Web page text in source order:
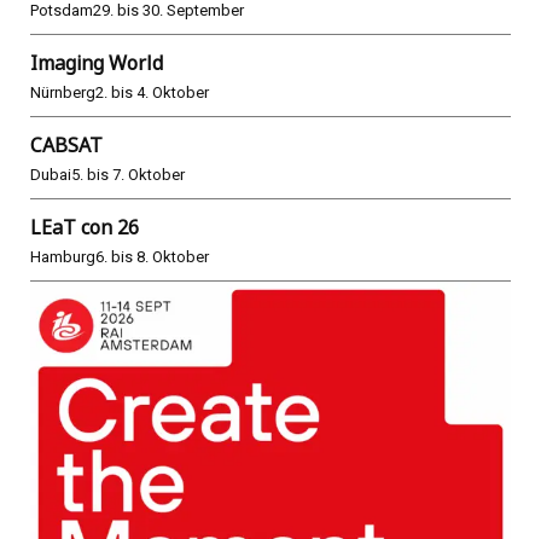
Potsdam29. bis 30. September
Imaging World
Nürnberg2. bis 4. Oktober
CABSAT
Dubai5. bis 7. Oktober
LEaT con 26
Hamburg6. bis 8. Oktober